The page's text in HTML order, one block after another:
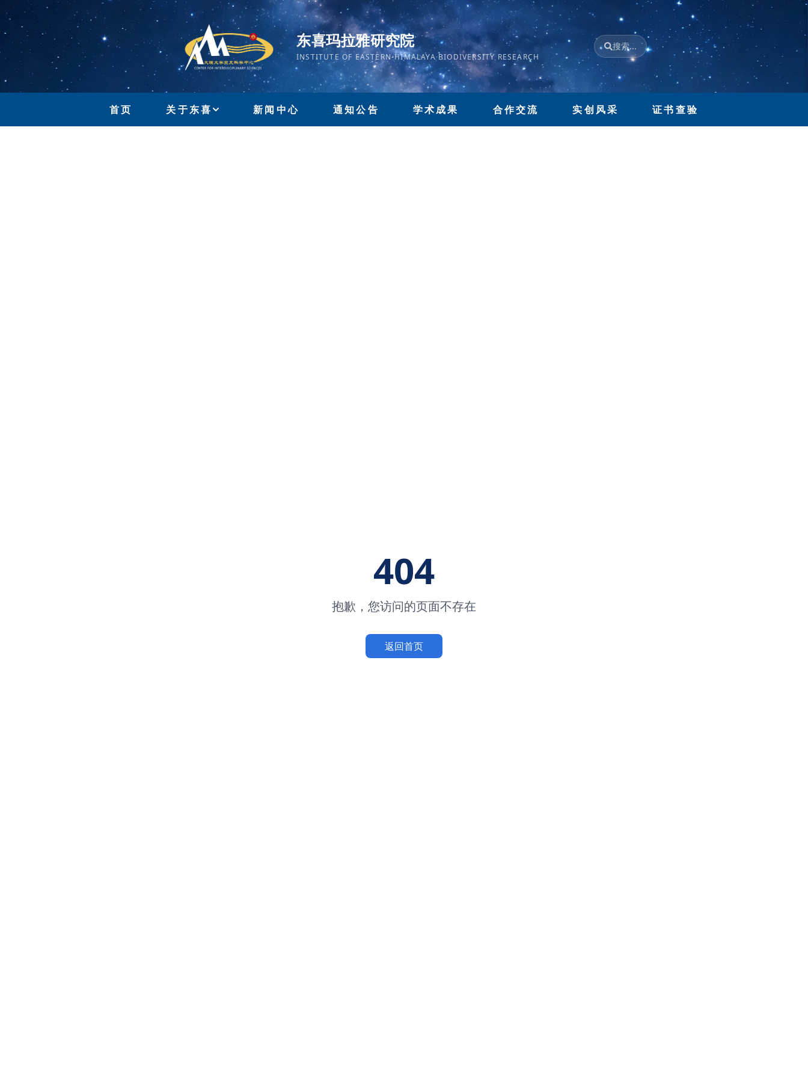
东喜玛拉雅研究院
INSTITUTE OF EASTERN-HIMALAYA BIODIVERSITY RESEARCH
搜索...
首页 关于东喜 新闻中心 通知公告 学术成果 合作交流 实创风采 证书查验
404
抱歉，您访问的页面不存在
返回首页